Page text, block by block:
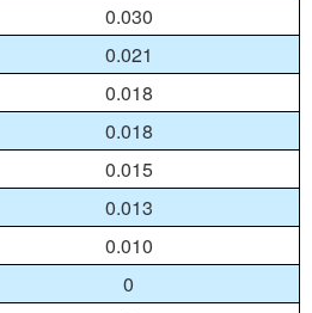
0.030
0.021
0.018
0.018
0.015
0.013
0.010
0